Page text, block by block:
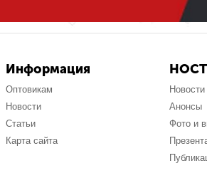
Информация
Оптовикам
Новости
Статьи
Карта сайта
Новости
Анонсы
Фото и